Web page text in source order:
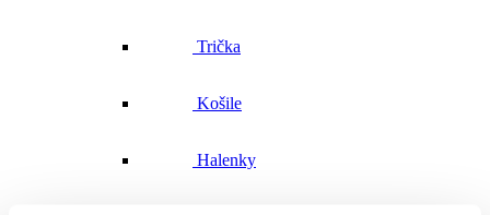
Trička
Košile
Halenky